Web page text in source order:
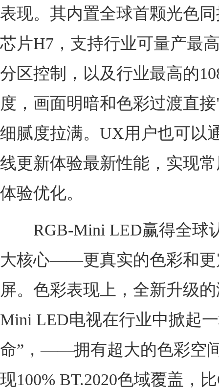
表现。其内置全球首颗光色
芯片H7，支持行业可量产最
分区控制，以及行业最高的
度，画面明暗和色彩过渡直
细腻度拉满。UX用户也可以
线更新体验最新性能，实现
体验优化。
RGB-Mini LED赢得全球
大核心——更真实的色彩和更
屏。色彩表现上，全新升级
Mini LED电视在行业中掀起
命”，——拥有超大的色彩空
现100% BT.2020色域覆盖，